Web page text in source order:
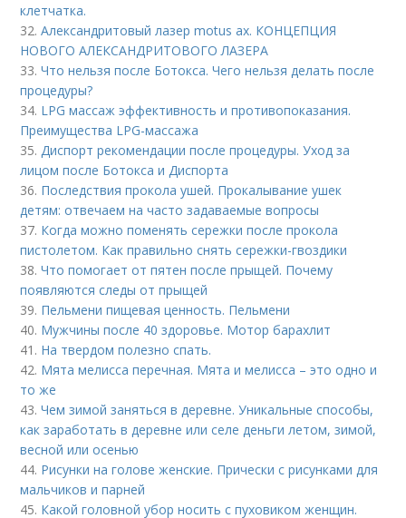
клетчатка.
32.Александритовый лазер motus ax. КОНЦЕПЦИЯ
НОВОГО АЛЕКСАНДРИТОВОГО ЛАЗЕРА
33.Что нельзя после Ботокса. Чего нельзя делать после
процедуры?
34. LPG массаж эффективность и противопоказания.
Преимущества LPG-массажа
35.Диспорт рекомендации после процедуры. Уход за
лицом после Ботокса и Диспорта
36. Последствия прокола ушей. Прокалывание ушек
детям: отвечаем на часто задаваемые вопросы
37. Когда можно поменять сережки после прокола
пистолетом. Как правильно снять сережки-гвоздики
38.Что помогает от пятен после прыщей. Почему
появляются следы от прыщей
39. Пельмени пищевая ценность. Пельмени
40. Мужчины после 40 здоровье. Мотор барахлит
41. На твердом полезно спать.
42. Мята мелисса перечная. Мята и мелисса – это одно и
то же
43.Чем зимой заняться в деревне. Уникальные способы,
как заработать в деревне или селе деньги летом, зимой,
весной или осенью
44. Рисунки на голове женские. Прически с рисунками для
мальчиков и парней
45. Какой головной убор носить с пуховиком женщин.